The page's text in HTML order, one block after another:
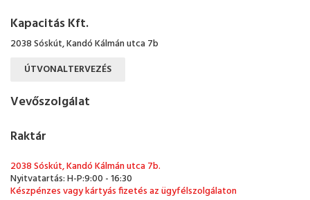
Kapacitás Kft.
2038 Sóskút, Kandó Kálmán utca 7b
ÚTVONALTERVEZÉS
Vevőszolgálat
Raktár
2038 Sóskút, Kandó Kálmán utca 7b.
Nyitvatartás: H-P:9:00 - 16:30
Készpénzes vagy kártyás fizetés az ügyfélszolgálaton